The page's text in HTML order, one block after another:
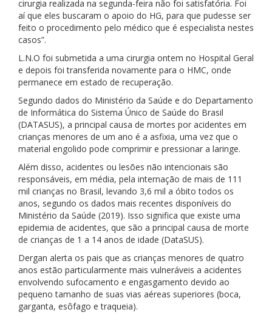
cirurgia realizada na segunda-feira não foi satisfatória. Foi
aí que eles buscaram o apoio do HG, para que pudesse ser
feito o procedimento pelo médico que é especialista nestes
casos”.
L.N.O foi submetida a uma cirurgia ontem no Hospital Geral
e depois foi transferida novamente para o HMC, onde
permanece em estado de recuperação.
Segundo dados do Ministério da Saúde e do Departamento
de Informática do Sistema Único de Saúde do Brasil
(DATASUS), a principal causa de mortes por acidentes em
crianças menores de um ano é a asfixia, uma vez que o
material engolido pode comprimir e pressionar a laringe.
Além disso, acidentes ou lesões não intencionais são
responsáveis, em média, pela internação de mais de 111
mil crianças no Brasil, levando 3,6 mil a óbito todos os
anos, segundo os dados mais recentes disponíveis do
Ministério da Saúde (2019). Isso significa que existe uma
epidemia de acidentes, que são a principal causa de morte
de crianças de 1 a 14 anos de idade (DataSUS).
Dergan alerta os pais que as crianças menores de quatro
anos estão particularmente mais vulneráveis a acidentes
envolvendo sufocamento e engasgamento devido ao
pequeno tamanho de suas vias aéreas superiores (boca,
garganta, esôfago e traqueia).